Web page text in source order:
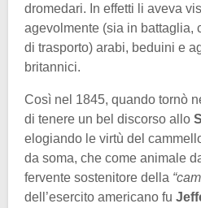
dromedari. In effetti li aveva
agevolmente (sia in battaglia,
di trasporto) arabi, beduini e
britannici.
Così nel 1845, quando tornò
di tenere un bel discorso allo
elogiando le virtù del
da soma, che come animale
fervente sostenitore della
dell’esercito americano fu